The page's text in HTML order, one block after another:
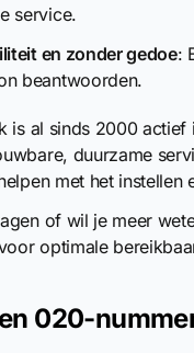
service.
en zonder gedoe:
beantwoorden.
is al sinds 2000
duurzame
met het
of wil je meer
optimale
020-